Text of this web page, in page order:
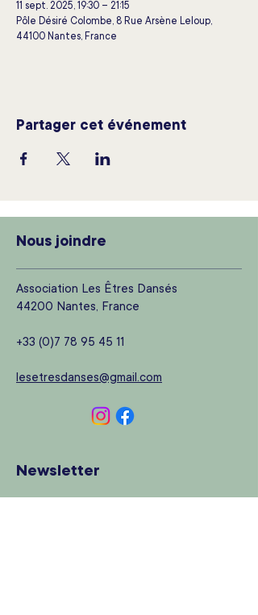
11 sept. 2025, 19:30 – 21:15
Pôle Désiré Colombe, 8 Rue Arsène Leloup,
44100 Nantes, France
Partager cet événement
Nous joindre
Association Les Êtres Dansés
44200 Nantes, France
+33 (0)7 78 95 45 11
lesetresdanses@gmail.com
Newsletter